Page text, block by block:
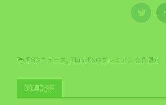
-ESGニュース ThinkESGプレミアム会員限定
関連記事